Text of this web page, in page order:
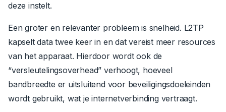
deze instelt.
Een groter en relevanter probleem is snelheid. L2TP
kapselt data twee keer in en dat vereist meer resources
van het apparaat. Hierdoor wordt ook de
“versleutelingsoverhead” verhoogt, hoeveel
bandbreedte er uitsluitend voor beveiligingsdoeleinden
wordt gebruikt, wat je internetverbinding vertraagt.